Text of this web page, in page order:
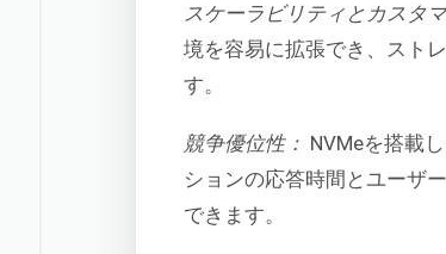
スケーラビリティとカスタ
境を容易に拡張でき、スト
す。
競争優位性： NVMeを搭載
ションの応答時間とユーザ
できます。